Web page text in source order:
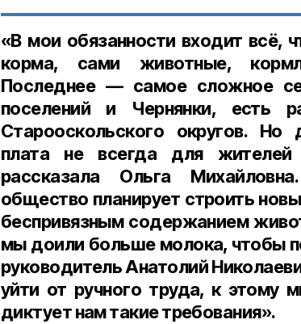
«В мои обязанности входит всё,
корма, сами животные,
Последнее — самое сложное
поселений и Чернянки, есть
Старооскольского округов. Но
плата не всегда для
рассказала Ольга
общество планирует строить
беспривязным содержанием
мы доили больше молока, чтобы
руководитель Анатолий
уйти от ручного труда, к этому
диктует нам такие требования».